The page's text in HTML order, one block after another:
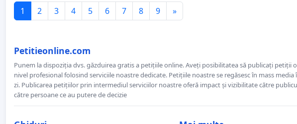
1 2 3 4 5 6 7 8 9 »
Petitieonline.com
Punem la dispoziția dvs. găzduirea gratis a petițiile online. Aveți posibilitatea să publicați petiții
nivel profesional folosind serviciile noastre dedicate. Petițiile noastre se regăsesc în mass media
zi. Publicarea petițiilor prin intermediul serviciilor noastre oferă impact și vizibilitate către
către persoane ce au putere de decizie